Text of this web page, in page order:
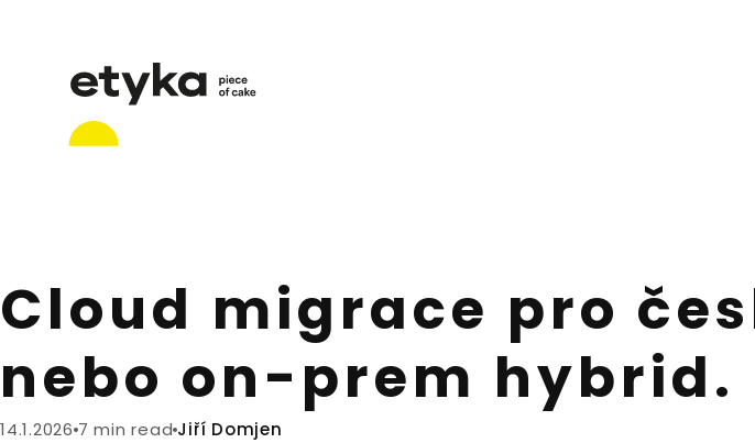
Cloud migrace pro
nebo on-prem hybrid.
14.1.2026 7 min read Jiří Domjen